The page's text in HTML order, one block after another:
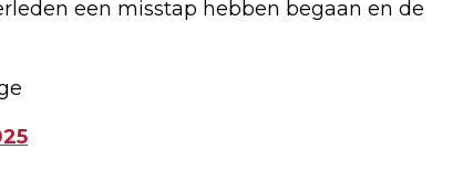
een misstap hebben begaan en de